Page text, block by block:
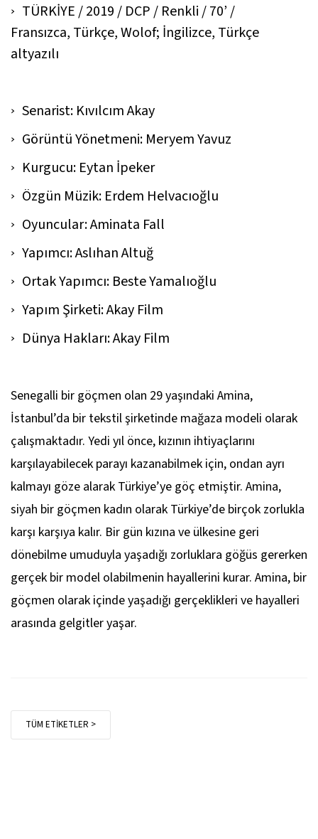
TÜRKİYE / 2019 / DCP / Renkli / 70’ /
Fransızca, Türkçe, Wolof; İngilizce, Türkçe
altyazılı
Senarist: Kıvılcım Akay
Görüntü Yönetmeni: Meryem Yavuz
Kurgucu: Eytan İpeker
Özgün Müzik: Erdem Helvacıoğlu
Oyuncular: Aminata Fall
Yapımcı: Aslıhan Altuğ
Ortak Yapımcı: Beste Yamalıoğlu
Yapım Şirketi: Akay Film
Dünya Hakları: Akay Film
Senegalli bir göçmen olan 29 yaşındaki Amina,
İstanbul’da bir tekstil şirketinde mağaza modeli olarak
çalışmaktadır. Yedi yıl önce, kızının ihtiyaçlarını
karşılayabilecek parayı kazanabilmek için, ondan ayrı
kalmayı göze alarak Türkiye’ye göç etmiştir. Amina,
siyah bir göçmen kadın olarak Türkiye’de birçok zorlukla
karşı karşıya kalır. Bir gün kızına ve ülkesine geri
dönebilme umuduyla yaşadığı zorluklara göğüs gererken
gerçek bir model olabilmenin hayallerini kurar. Amina, bir
göçmen olarak içinde yaşadığı gerçeklikleri ve hayalleri
arasında gelgitler yaşar.
TÜM ETİKETLER >